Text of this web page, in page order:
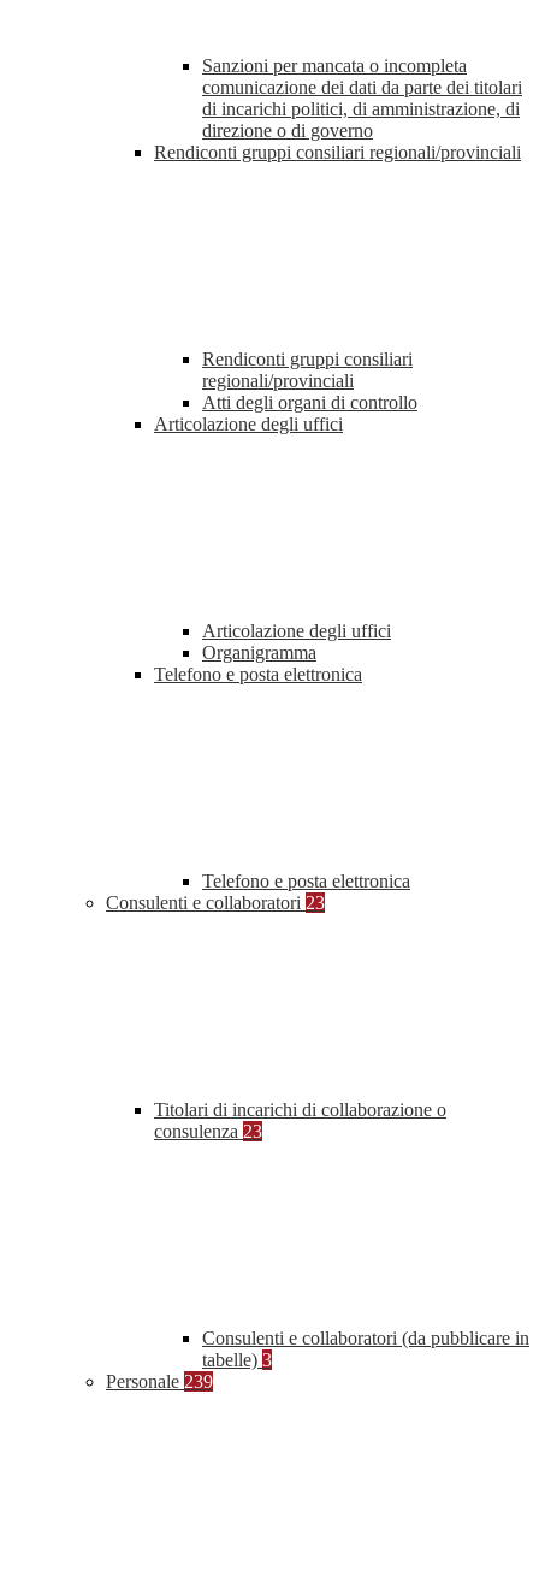
Sanzioni per mancata o incompleta
comunicazione dei dati da parte dei titolari
di incarichi politici, di amministrazione, di
direzione o di governo
Rendiconti gruppi consiliari regionali/provinciali
Rendiconti gruppi consiliari
regionali/provinciali
Atti degli organi di controllo
Articolazione degli uffici
Articolazione degli uffici
Organigramma
Telefono e posta elettronica
Telefono e posta elettronica
Consulenti e collaboratori 23
Titolari di incarichi di collaborazione o
consulenza 23
Consulenti e collaboratori (da pubblicare in
tabelle) 3
Personale 239